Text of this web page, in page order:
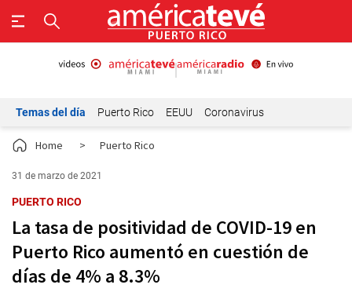
Temas del día Puerto Rico EEUU Coronavirus
Home > Puerto Rico
31 de marzo de 2021
PUERTO RICO
La tasa de positividad de COVID-19 en
Puerto Rico aumentó en cuestión de
días de 4% a 8.3%